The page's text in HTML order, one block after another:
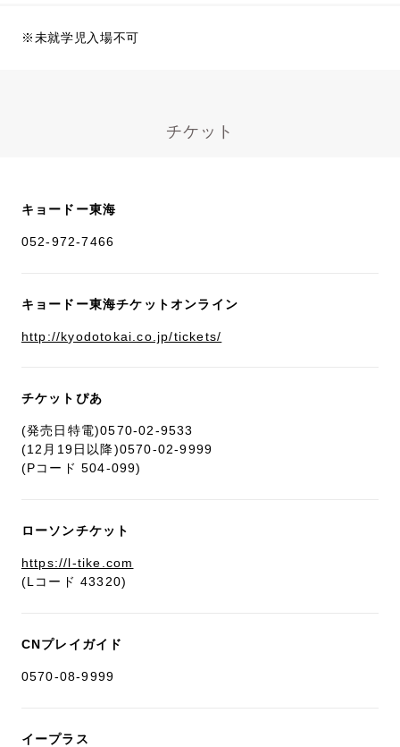
※未就学児入場不可
チケット
キョードー東海
052-972-7466
キョードー東海チケットオンライン
http://kyodotokai.co.jp/tickets/
チケットぴあ
(発売日特電)0570-02-9533
(12月19日以降)0570-02-9999
(Pコード 504-099)
ローソンチケット
https://l-tike.com
(Lコード 43320)
CNプレイガイド
0570-08-9999
イープラス